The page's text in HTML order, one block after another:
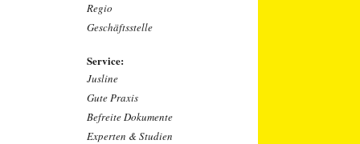
Regio
Geschäftsstelle
Service:
Jusline
Gute Praxis
Befreite Dokumente
Experten & Studien